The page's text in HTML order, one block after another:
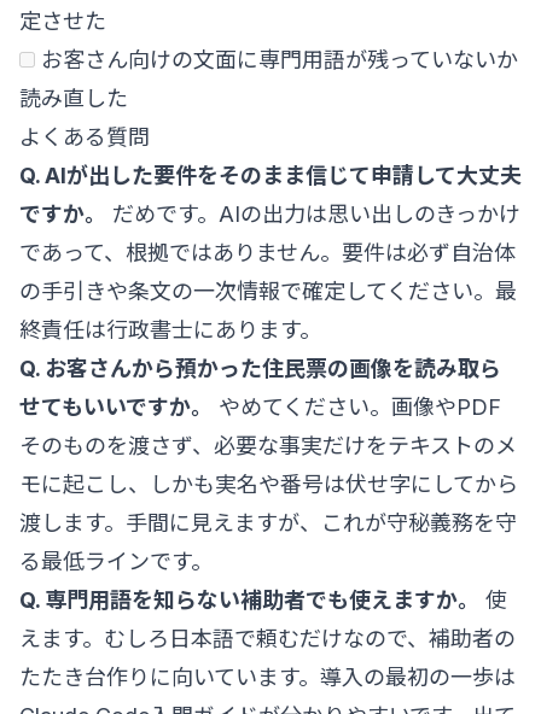
定させた
お客さん向けの文面に専門用語が残っていないか
読み直した
よくある質問
Q. AIが出した要件をそのまま信じて申請して大丈夫
ですか。
だめです。AIの出力は思い出しのきっかけ
であって、根拠ではありません。要件は必ず自治体
の手引きや条文の一次情報で確定してください。最
終責任は行政書士にあります。
Q. お客さんから預かった住民票の画像を読み取ら
せてもいいですか。
やめてください。画像やPDF
そのものを渡さず、必要な事実だけをテキストのメ
モに起こし、しかも実名や番号は伏せ字にしてから
渡します。手間に見えますが、これが守秘義務を守
る最低ラインです。
Q. 専門用語を知らない補助者でも使えますか。
使
えます。むしろ日本語で頼むだけなので、補助者の
たたき台作りに向いています。導入の最初の一歩は